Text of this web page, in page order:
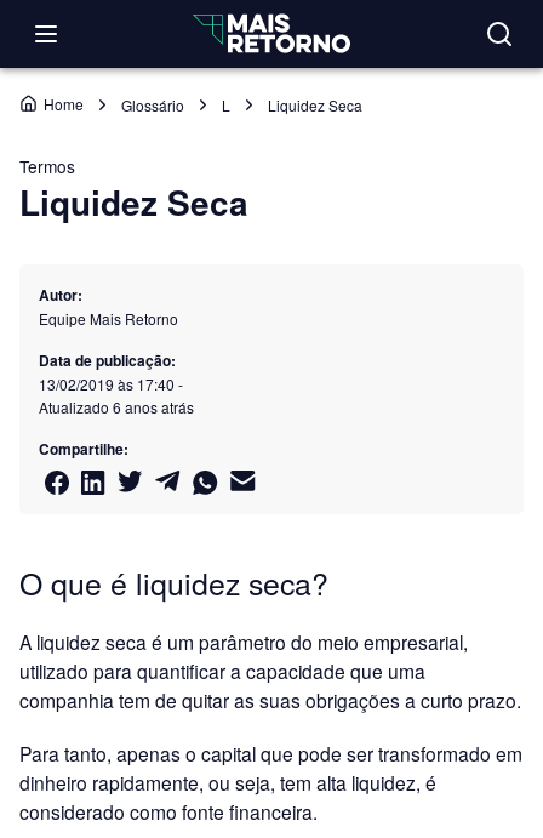
Home Glossário L Liquidez Seca
Termos
Liquidez Seca
Autor:
Equipe Mais Retorno
Data de publicação:
13/02/2019 às 17:40 -
Atualizado 6 anos atrás
Compartilhe:
O que é liquidez seca?
A liquidez seca é um parâmetro do meio empresarial,
utilizado para quantificar a capacidade que uma
companhia tem de quitar as suas obrigações a curto prazo.
Para tanto, apenas o capital que pode ser transformado em
dinheiro rapidamente, ou seja, tem alta liquidez, é
considerado como fonte financeira.